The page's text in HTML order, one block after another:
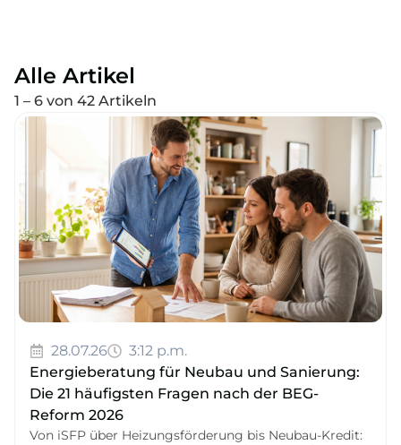
Alle Artikel
1 – 6 von 42 Artikeln
28.07.26
3:12 p.m.
Energieberatung für Neubau und Sanierung:
Die 21 häufigsten Fragen nach der BEG-
Reform 2026
Von iSFP über Heizungsförderung bis Neubau-Kredit: